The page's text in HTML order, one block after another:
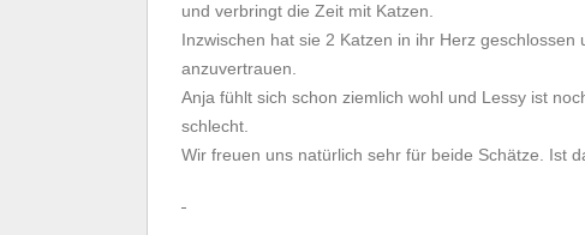
und verbringt die Zeit mit Katzen.
Inzwischen hat sie 2 Katzen in ihr Herz
anzuvertrauen.
Anja fühlt sich schon ziemlich wohl und Lessy ist
schlecht.
Wir freuen uns natürlich sehr für beide Schätze. Ist